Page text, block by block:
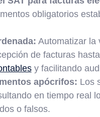
obligatorios
Automatizar la
de facturas
y facilitando
apócrifos: Los
en tiempo real
o falsos.